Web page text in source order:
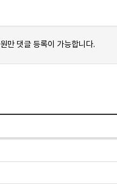
만 댓글 등록이 가능합니다.